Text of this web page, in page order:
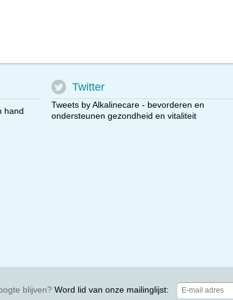
hand
Twitter
Tweets by Alkalinecare - bevorderen en
ondersteunen gezondheid en vitaliteit
blijven?Word lid van onze mailinglijst: